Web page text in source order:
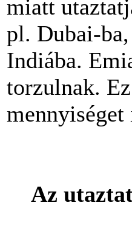
miatt
pl. Dubai-
Indiába.
torzulnak.
mennyiséget
Az